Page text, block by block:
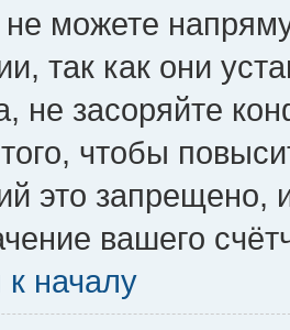
можете
так как они
не засоряйте
чтобы
это запрещено,
вашего
к началу